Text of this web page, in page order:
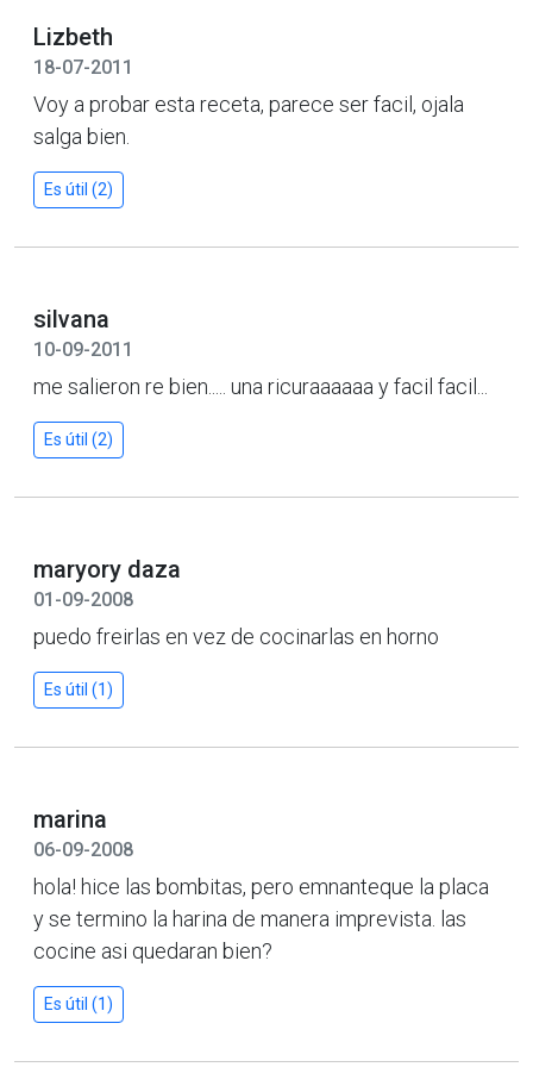
Lizbeth
18-07-2011
Voy a probar esta receta, parece ser facil, ojala
salga bien.
Es útil (2)
silvana
10-09-2011
me salieron re bien..... una ricuraaaaaa y facil facil...
Es útil (2)
maryory daza
01-09-2008
puedo freirlas en vez de cocinarlas en horno
Es útil (1)
marina
06-09-2008
hola! hice las bombitas, pero emnanteque la placa
y se termino la harina de manera imprevista. las
cocine asi quedaran bien?
Es útil (1)